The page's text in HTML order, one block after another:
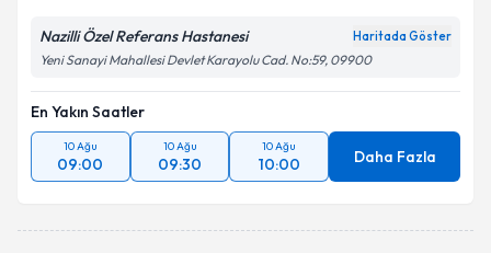
Nazilli Özel Referans Hastanesi Haritada Göster
Yeni Sanayi Mahallesi Devlet Karayolu Cad. No:59, 09900
En Yakın Saatler
10 Ağu
09:00
10 Ağu
09:30
10 Ağu
10:00 Daha Fazla